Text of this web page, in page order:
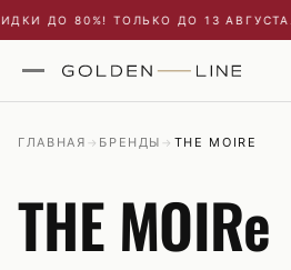
ДО 80%! ТОЛЬКО ДО 13 АВГУСТА.✦
ГЛАВНАЯ → БРЕНДЫ → THE MOIRE
THE MOIRe